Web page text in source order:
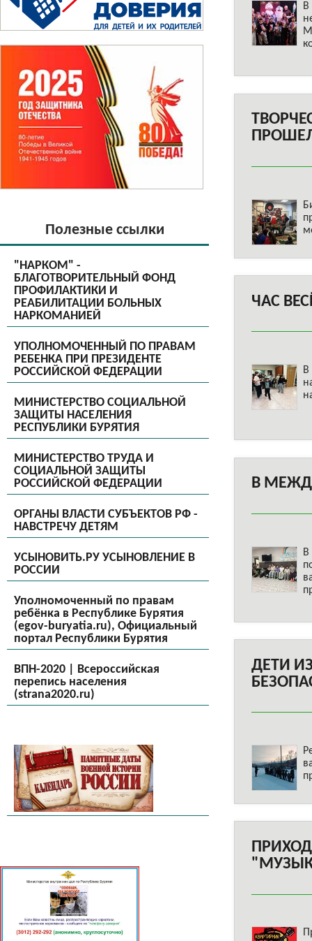
Полезные ссылки
"НАРКОМ" -
БЛАГОТВОРИТЕЛЬНЫЙ ФОНД
ПРОФИЛАКТИКИ И
РЕАБИЛИТАЦИИ БОЛЬНЫХ
НАРКОМАНИЕЙ
УПОЛНОМОЧЕННЫЙ ПО ПРАВАМ
РЕБЕНКА ПРИ ПРЕЗИДЕНТЕ
РОССИЙСКОЙ ФЕДЕРАЦИИ
МИНИСТЕРСТВО СОЦИАЛЬНОЙ
ЗАЩИТЫ НАСЕЛЕНИЯ
РЕСПУБЛИКИ БУРЯТИЯ
МИНИСТЕРСТВО ТРУДА И
СОЦИАЛЬНОЙ ЗАЩИТЫ
РОССИЙСКОЙ ФЕДЕРАЦИИ
ОРГАНЫ ВЛАСТИ СУБЪЕКТОВ РФ -
НАВСТРЕЧУ ДЕТЯМ
УСЫНОВИТЬ.РУ УСЫНОВЛЕНИЕ В
РОССИИ
Уполномоченный по правам
ребёнка в Республике Бурятия
(egov-buryatia.ru), Официальный
портал Республики Бурятия
ВПН-2020 | Всероссийская
перепись населения
(strana2020.ru)
В
ЧАС
В
В
ДЕТИ